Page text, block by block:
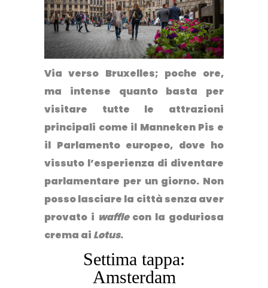
Via verso Bruxelles; poche ore,
ma intense quanto basta per
visitare tutte le attrazioni
principali come il Manneken Pis e
il Parlamento europeo, dove ho
vissuto l’esperienza di diventare
parlamentare per un giorno. Non
posso lasciare la città senza aver
provato i waffle con la goduriosa
crema ai Lotus.
Settima tappa:
Amsterdam